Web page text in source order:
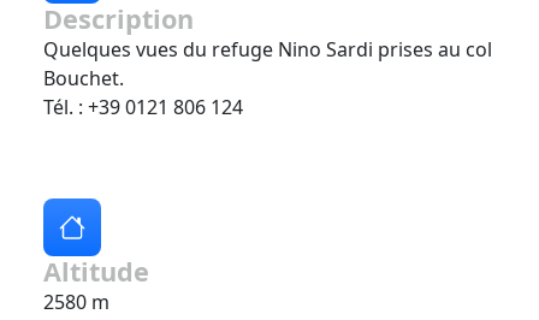
Description
Quelques vues du refuge Nino Sardi prises au col
Bouchet.
Tél. : +39 0121 806 124
Altitude
2580 m